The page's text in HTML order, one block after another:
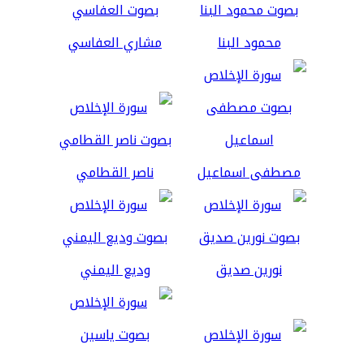
محمود البنا مشاري العفاسي
مصطفى اسماعيل ناصر القطامي
نورين صديق وديع اليمني